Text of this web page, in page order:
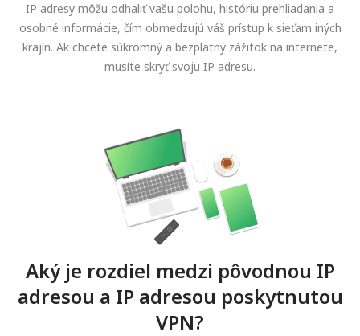
IP adresy môžu odhaliť vašu polohu, históriu prehliadania a
osobné informácie, čím obmedzujú váš prístup k sieťam iných
krajín. Ak chcete súkromný a bezplatný zážitok na internete,
musíte skryť svoju IP adresu.
Aký je rozdiel medzi pôvodnou IP
adresou a IP adresou poskytnutou
VPN?